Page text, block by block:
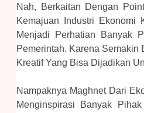
Nah, Berkaitan Dengan
Kemajuan Industri Ekonomi
Menjadi Perhatian Banyak
Pemerintah. Karena Semakin
Kreatif Yang Bisa Dijadikan
Nampaknya Maghnet Dari
Menginspirasi Banyak